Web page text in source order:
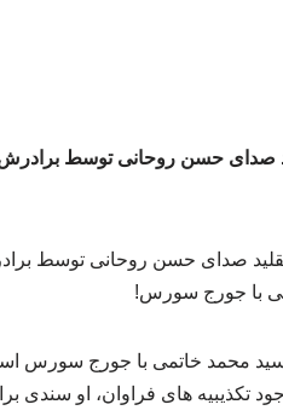
صدای حسن روحانی توسط
محمد خاتمی با جورج سورس
تکذیبیه های فراوان، او سندی